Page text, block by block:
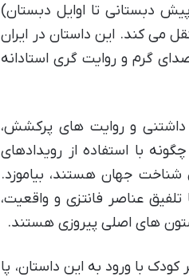
برای گروه سنی ۶ تا ۱۲ سال (سنین پیش دبستانی تا اوایل دبستان)
می کند. این داستان در ایران
گرم و روایت گری استادانه
داشتنی و روایت های پرکشش،
با استفاده از رویدادهای
شناخت جهان هستند، بیاموزد.
عناصر فانتزی و واقعیت،
های اصلی پیروزی هستند.
با ورود به این داستان، پا